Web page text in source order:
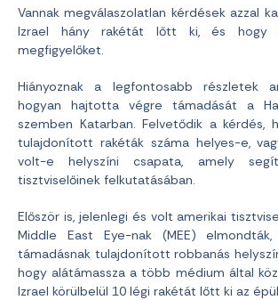
Vannak megválaszolatlan kérdések azzal
Izrael hány rakétát lőtt ki, és hogy
megfigyelőket.
Hiányoznak a legfontosabb részletek
hogyan hajtotta végre támadását a
szemben Katarban. Felvetődik a kérdés,
tulajdonított rakéták száma helyes-e,
volt-e helyszíni csapata, amely
tisztviselőinek felkutatásában.
Először is, jelenlegi és volt amerikai
Middle East Eye-nak (MEE)
támadásnak tulajdonított robbanás
hogy alátámassza a több médium által
Izrael körülbelül 10 légi rakétát lőtt ki az